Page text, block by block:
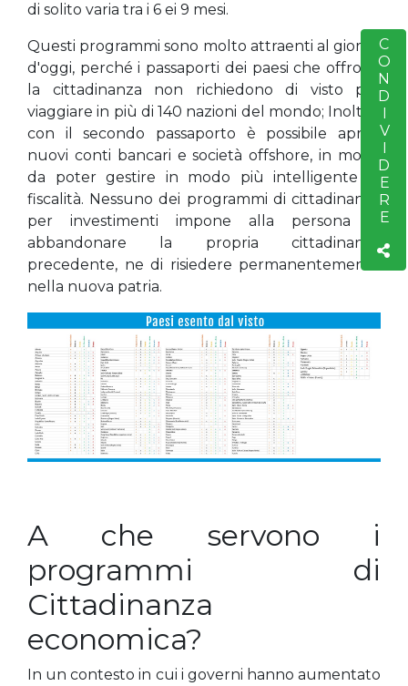
di solito varia tra i 6 ei 9 mesi.
Questi programmi sono molto attraenti al giorno
d'oggi, perché i passaporti dei paesi che offrono
la cittadinanza non richiedono di visto per
viaggiare in più di 140 nazioni del mondo; Inoltre,
con il secondo passaporto è possibile aprire
nuovi conti bancari e società offshore, in modo
da poter gestire in modo più intelligente la
fiscalità. Nessuno dei programmi di cittadinanza
per investimenti impone alla persona di
abbandonare la propria cittadinanza
precedente, ne di risiedere permanentemente
nella nuova patria.
A che servono i
programmi di
Cittadinanza
economica?
In un contesto in cui i governi hanno aumentato
CONDIVIDERE